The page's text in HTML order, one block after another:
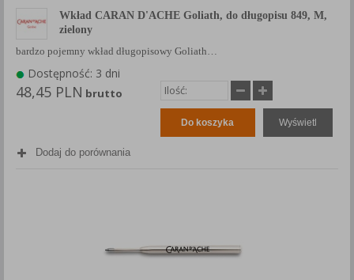
Wkład CARAN D'ACHE Goliath, do długopisu 849, M,
zielony
bardzo pojemny wkład długopisowy Goliath…
Dostępność: 3 dni
48,45 PLN brutto
Do koszyka Wyświetl
Dodaj do porównania